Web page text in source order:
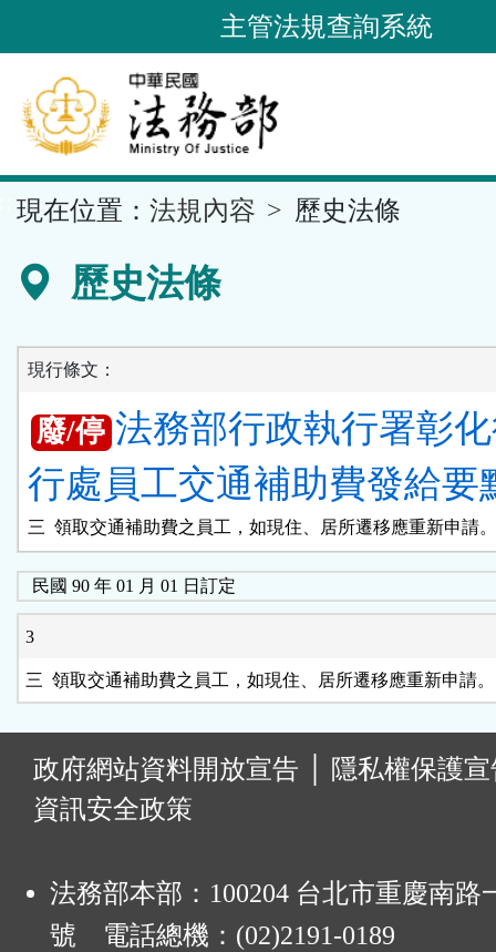
到
要
內
容
區
主管法規查詢系統
現在位置： 法規內容 歷史法條
歷史法條
現行條文：
廢/停 法務部行政執行署彰
行處員工交通補助費發給要
民國 90 年 01 月 01 日訂定
3
政府網站資料開放宣告
隱私權保護
資訊安全政策
法務部本部：100204 台北市重慶南路
號 電話總機：(02)2191-0189